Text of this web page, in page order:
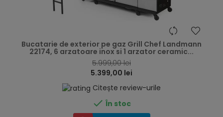
Bucatarie de exterior pe gaz Grill Chef Landmann
22174, 6 arzatoare inox si 1 arzator ceramic...
5.999,00 lei
5.399,00 lei
Citește review-urile
 În stoc